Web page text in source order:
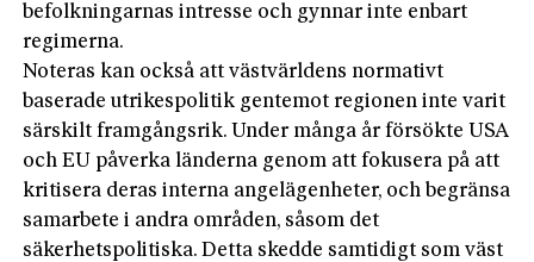
befolkningarnas intresse och gynnar inte enbart
regimerna.
Noteras kan också att västvärldens normativt
baserade utrikespolitik gentemot regionen inte varit
särskilt framgångsrik. Under många år försökte USA
och EU påverka länderna genom att fokusera på att
kritisera deras interna angelägenheter, och begränsa
samarbete i andra områden, såsom det
säkerhetspolitiska. Detta skedde samtidigt som väst